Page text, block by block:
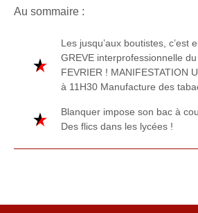
Au sommaire :
Les jusqu’aux boutistes, c’est
GREVE interprofessionnelle
FEVRIER ! MANIFESTATION
à 11H30 Manufacture des
Blanquer impose son bac à
Des flics dans les lycées !